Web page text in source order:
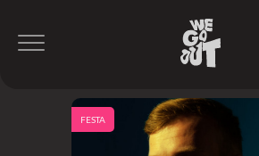
FESTA